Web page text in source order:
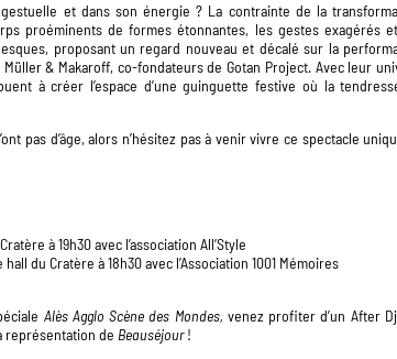
et dans son énergie ? La contrainte de la
proéminents de formes étonnantes, les gestes exagérés
proposant un regard nouveau et décalé sur la
& Makaroff, co-fondateurs de Gotan Project. Avec leur
à créer l’espace d’une guinguette festive où la
pas d’âge, alors n’hésitez pas à venir vivre ce spectacle
à 19h30 avec l’association All’Style
du Cratère à 18h30 avec l’Association 1001 Mémoires
Alès Agglo Scène des Mondes, venez profiter d’un After
de Beauséjour!